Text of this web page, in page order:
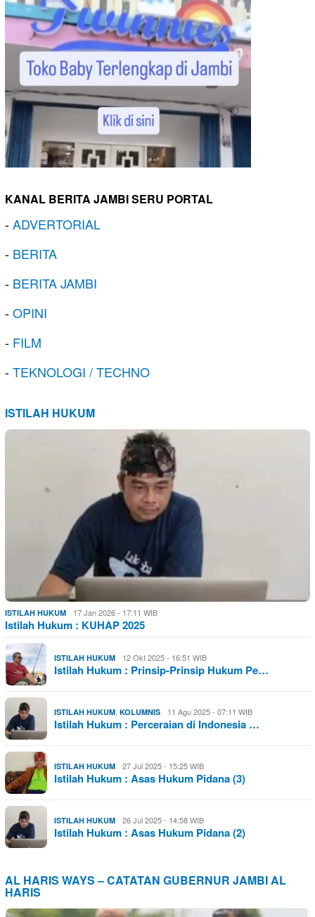
KANAL BERITA JAMBI SERU PORTAL
-ADVERTORIAL
- BERITA
- BERITA JAMBI
-OPINI
- FILM
-TEKNOLOGI / TECHNO
ISTILAH HUKUM
ISTILAH HUKUM 17 Jan 2026 - 17:11 WIB
Istilah Hukum : KUHAP 2025
ISTILAH HUKUM 12 Okt 2025 - 16:51 WIB
Istilah Hukum : Prinsip-Prinsip Hukum Pe…
ISTILAH HUKUM, KOLUMNIS 11 Agu 2025 - 07:11 WIB
Istilah Hukum : Perceraian di Indonesia …
ISTILAH HUKUM 27 Jul 2025 - 15:25 WIB
Istilah Hukum : Asas Hukum Pidana (3)
ISTILAH HUKUM 26 Jul 2025 - 14:58 WIB
Istilah Hukum : Asas Hukum Pidana (2)
AL HARIS WAYS – CATATAN GUBERNUR JAMBI AL
HARIS